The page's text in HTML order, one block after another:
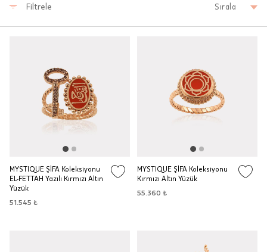
Filtrele Sırala
MYSTIQUE ŞİFA Koleksiyonu
EL-FETTAH Yazılı Kırmızı Altın
Yüzük
51.545 ₺
MYSTIQUE ŞİFA Koleksiyonu
Kırmızı Altın Yüzük
55.360 ₺